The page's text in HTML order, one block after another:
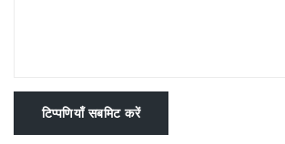
टिप्पणियाँ सबमिट करें